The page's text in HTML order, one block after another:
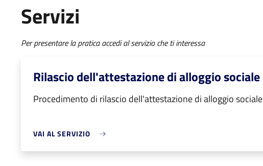
Servizi
Per presentare la pratica accedi al servizio che ti interessa
Rilascio dell'attestazione di alloggio sociale
Procedimento di rilascio dell'attestazione di alloggio sociale
VAI AL SERVIZIO